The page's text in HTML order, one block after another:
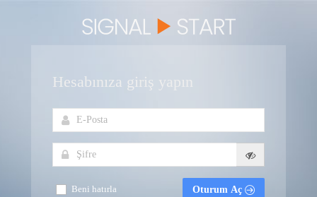
Hesabınıza giriş yapın
Beni hatırla Oturum Aç